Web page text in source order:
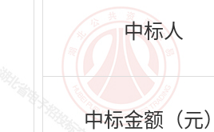
中标人
中标金额（元）